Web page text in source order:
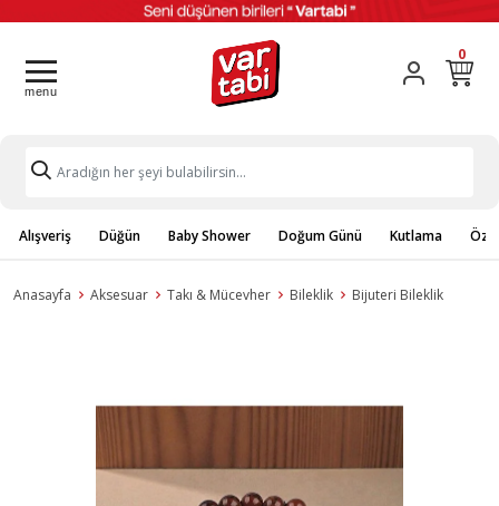
0
Alışveriş Düğün Baby Shower Doğum Günü Kutlama
Anasayfa Aksesuar Takı & Mücevher Bileklik Bijuteri Bileklik